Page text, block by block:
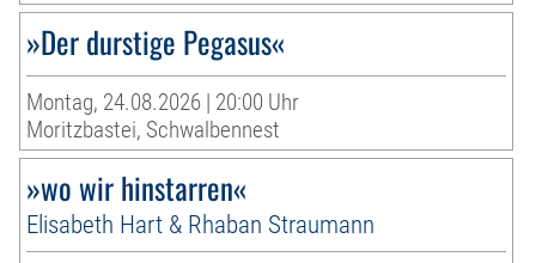
»Der durstige Pegasus«
Montag, 24.08.2026 | 20:00 Uhr
Moritzbastei, Schwalbennest
»wo wir hinstarren«
Elisabeth Hart & Rhaban Straumann